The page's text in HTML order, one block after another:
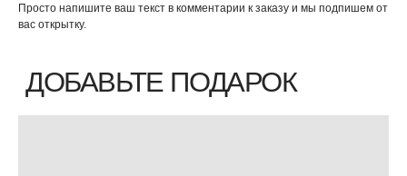
Просто напишите ваш текст в комментарии к заказу и мы подпишем от
вас открытку.